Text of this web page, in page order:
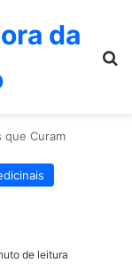
da
que Curam
de leitura